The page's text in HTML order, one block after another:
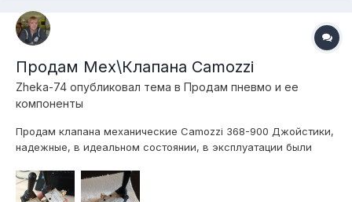
Продам Мех\Клапана Camozzi
Zheka-74 опубликовал тема в Продам пневмо и ее
компоненты
Продам клапана механические Camozzi 368-900 Джойстики,
надежные, в идеальном состоянии, в эксплуатации были
6\4 , скорость быстрая, подойдет для двухконтурной пневмы,
отдам пару за 4 000 руб. Телефон +79511131666, Пересыл